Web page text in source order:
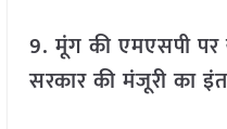
9. मूंग की एमएसपी पर
सरकार की मंजूरी का